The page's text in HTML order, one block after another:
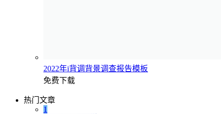
2022年i背调背景调查报告模板
免费下载
热门文章
1